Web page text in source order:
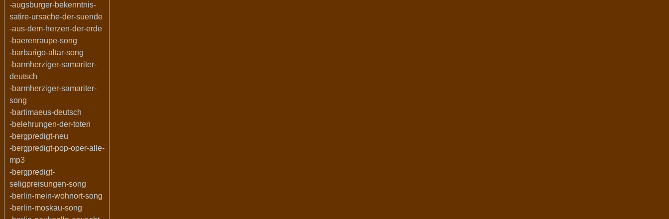
-augsburger-bekenntnis-
satire-ursache-der-suende
-aus-dem-herzen-der-erde
-baerenraupe-song
-barbarigo-altar-song
-barmherziger-samariter-
deutsch
-barmherziger-samariter-
song
-bartimaeus-deutsch
-belehrungen-der-toten
-bergpredigt-neu
-bergpredigt-pop-oper-alle-
mp3
-bergpredigt-
seligpreisungen-song
-berlin-mein-wohnort-song
-berlin-moskau-song